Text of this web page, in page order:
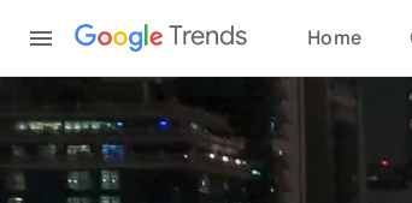
Trends Home